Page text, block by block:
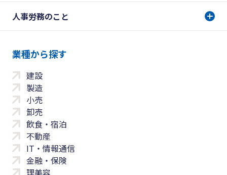
人事労務のこと
業種から探す
建設
製造
小売
卸売
飲食・宿泊
不動産
IT・情報通信
金融・保険